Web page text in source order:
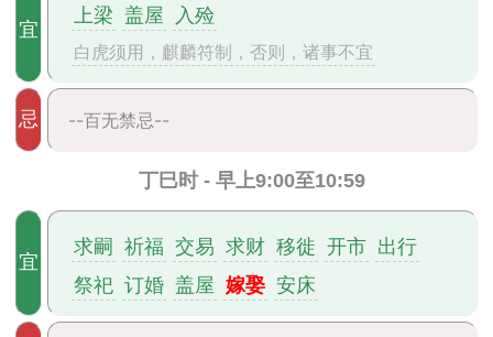
宜
上梁 盖屋 入殓
白虎须用，麒麟符制，否则，诸事不宜
忌 --百无禁忌--
丁巳时 - 早上9:00至10:59
宜
求嗣 祈福 交易 求财 移徙 开市 出行
祭祀 订婚 盖屋 嫁娶 安床